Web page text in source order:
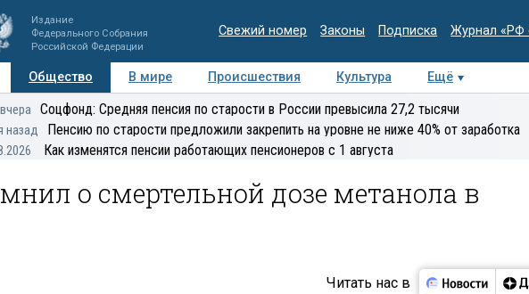
Издание
Федерального Собрания
Российской Федерации
Свежий номер Законы Подписка Журнал «РФ
Общество В мире Происшествия Культура Ещё
Мнения Регионы Медиацентр Интервью Колумнисты
вчера Соцфонд: Средняя пенсия по старости в России превысила 27,2 тысячи
назад Пенсию по старости предложили закрепить на уровне не ниже 40% от заработка
Как изменятся пенсии работающих пенсионеров с 1 августа
о смертельной дозе метанола в
Читать нас в